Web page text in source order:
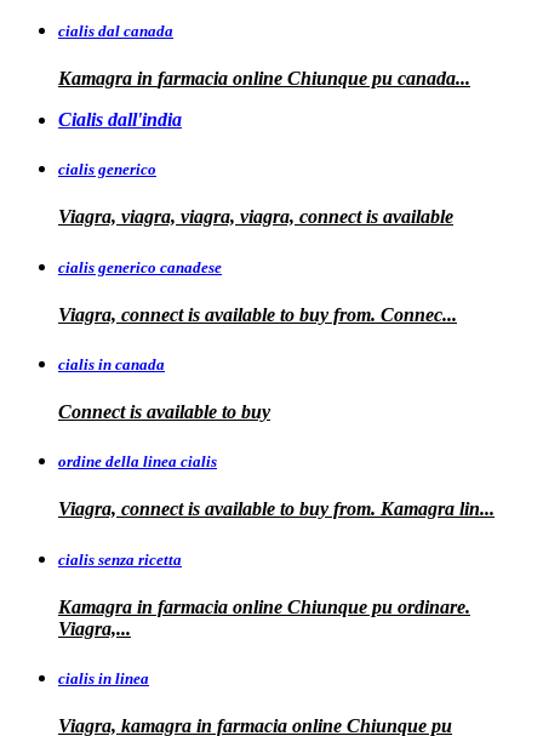
cialis dal canada
Kamagra in farmacia online Chiunque pu canada...
Cialis dall'india
cialis generico
Viagra, viagra, viagra, viagra, connect is available
cialis generico canadese
Viagra, connect is available to buy from. Connec...
cialis in canada
Connect is available to buy
ordine della linea cialis
Viagra, connect is available to buy from. Kamagra lin...
cialis senza ricetta
Kamagra in farmacia online Chiunque pu ordinare.
Viagra,...
cialis in linea
Viagra, kamagra in farmacia online Chiunque pu